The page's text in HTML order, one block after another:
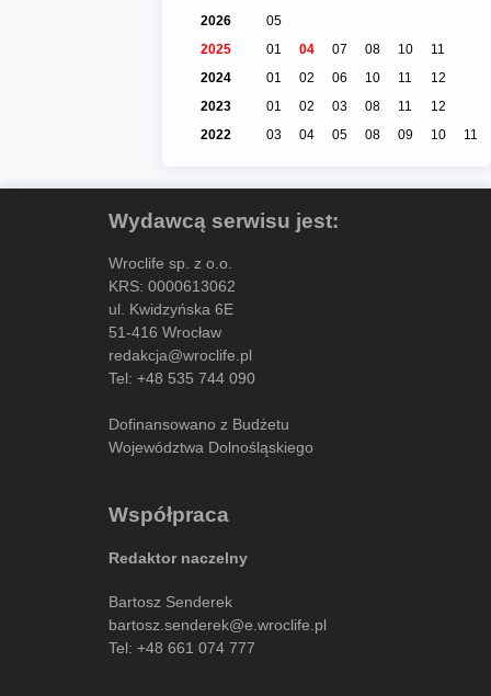
2026
05
2025
01 04 07 08 10
11
2024
01 02 06 10 11
12
2023
01 02 03 08 11
12
2022
03 04 05 08 09 10 11
Wydawcą serwisu jest:
Wroclife sp. z o.o.
KRS: 0000613062
ul. Kwidzyńska 6E
51-416 Wrocław
redakcja@wroclife.pl
Tel: +48 535 744 090
Dofinansowano z Budżetu
Województwa Dolnośląskiego
Współpraca
Redaktor naczelny
Bartosz Senderek
bartosz.senderek@e.wroclife.pl
Tel: +48 661 074 777